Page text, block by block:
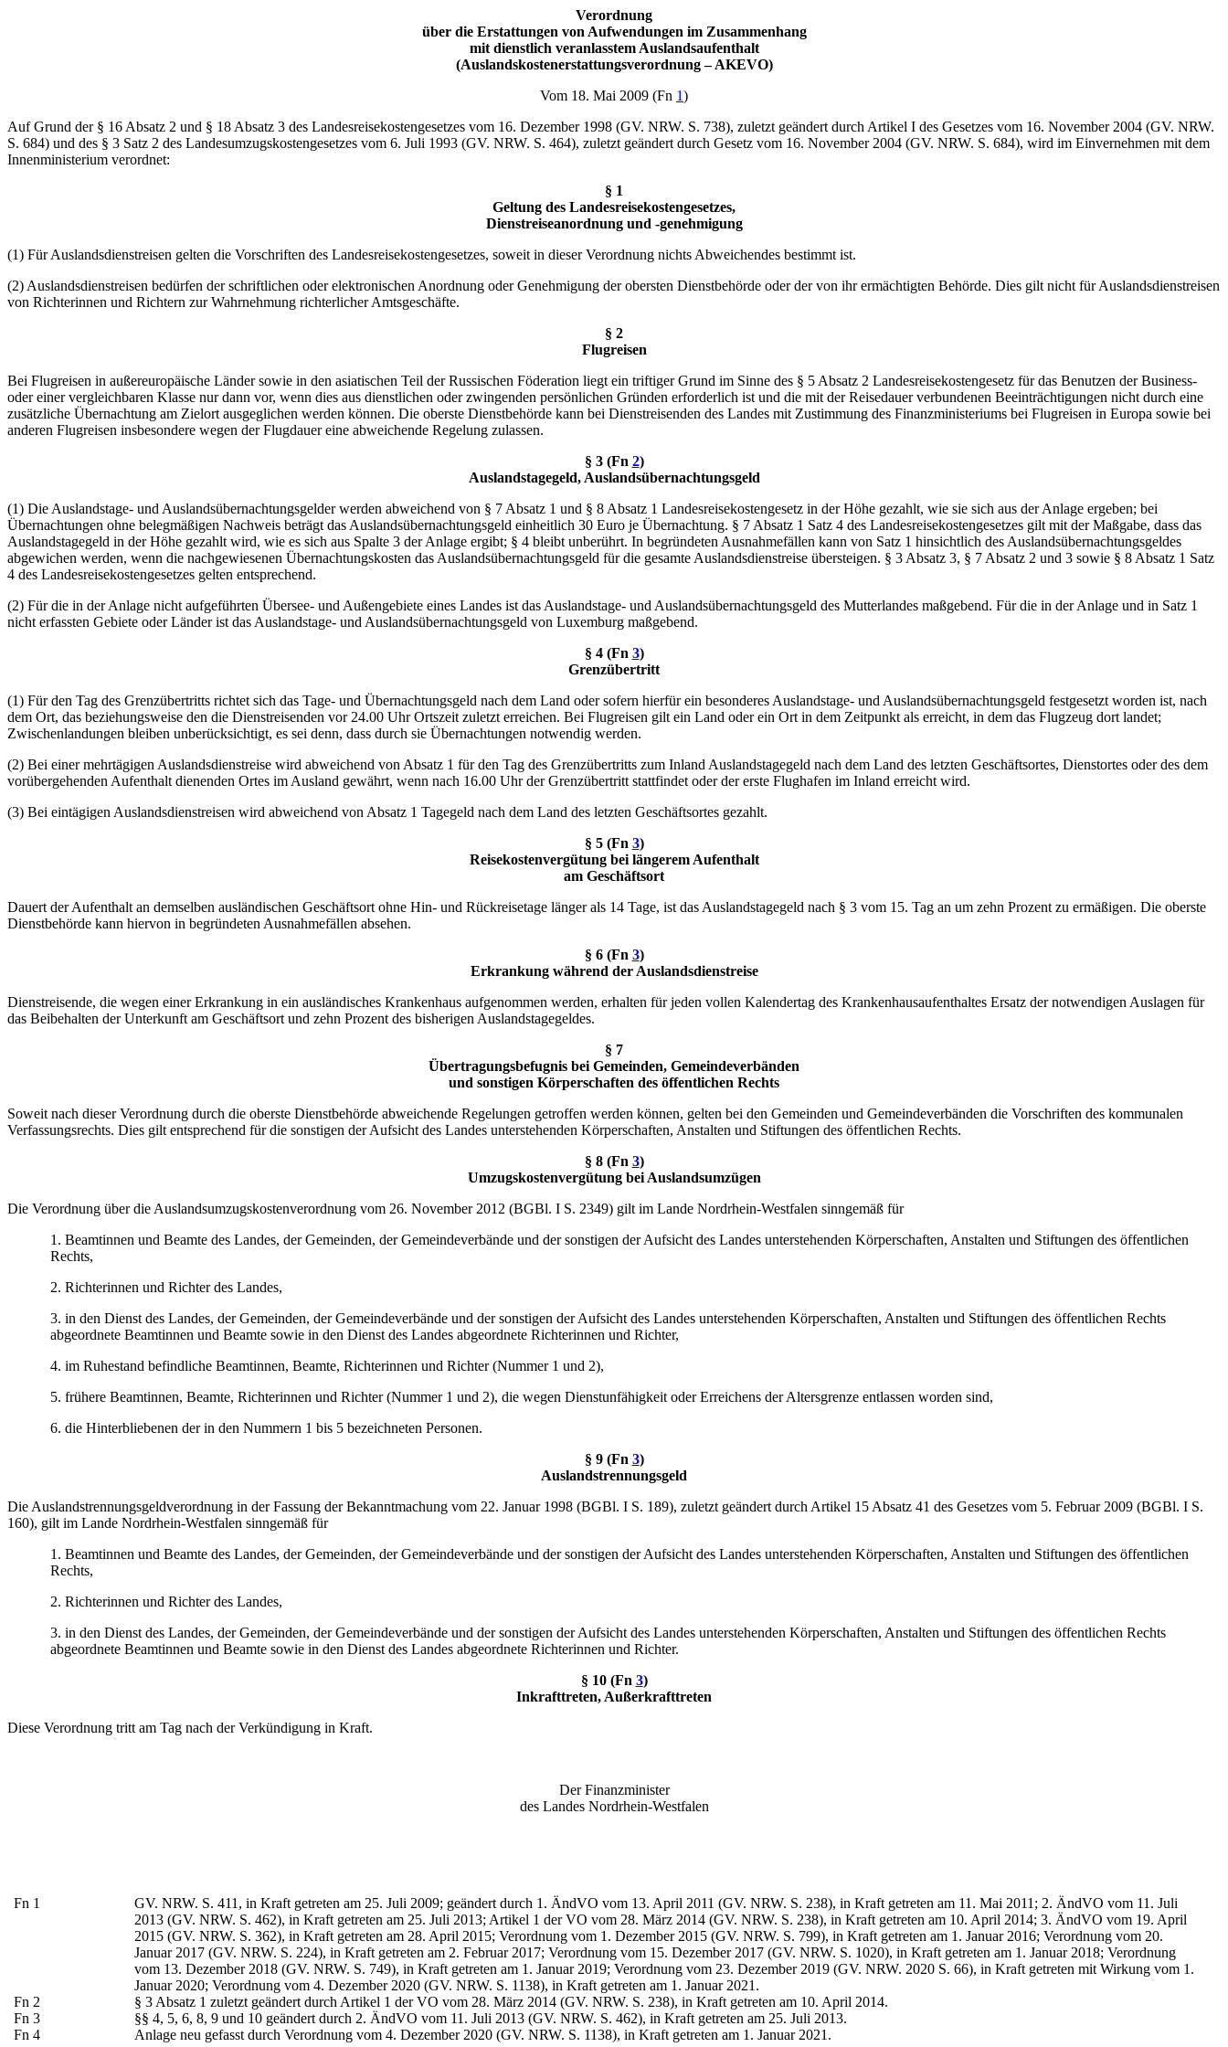
Verordnung
über die Erstattungen von Aufwendungen im Zusammenhang
mit dienstlich veranlasstem Auslandsaufenthalt
(Auslandskostenerstattungsverordnung – AKEVO)
Vom 18. Mai 2009 (Fn 1)
Auf Grund der § 16 Absatz 2 und § 18 Absatz 3 des Landesreisekostengesetzes vom 16. Dezember 1998 (GV. NRW. S. 738), zuletzt geändert durch Artikel I des Gesetzes vom 16. November 2004 (GV. NRW.
S. 684) und des § 3 Satz 2 des Landesumzugskostengesetzes vom 6. Juli 1993 (GV. NRW. S. 464), zuletzt geändert durch Gesetz vom 16. November 2004 (GV. NRW. S. 684), wird im Einvernehmen mit dem
Innenministerium verordnet:
§ 1
Geltung des Landesreisekostengesetzes,
Dienstreiseanordnung und -genehmigung
(1) Für Auslandsdienstreisen gelten die Vorschriften des Landesreisekostengesetzes, soweit in dieser Verordnung nichts Abweichendes bestimmt ist.
(2) Auslandsdienstreisen bedürfen der schriftlichen oder elektronischen Anordnung oder Genehmigung der obersten Dienstbehörde oder der von ihr ermächtigten Behörde. Dies gilt nicht für Auslandsdienstreisen
von Richterinnen und Richtern zur Wahrnehmung richterlicher Amtsgeschäfte.
§ 2
Flugreisen
Bei Flugreisen in außereuropäische Länder sowie in den asiatischen Teil der Russischen Föderation liegt ein triftiger Grund im Sinne des § 5 Absatz 2 Landesreisekostengesetz für das Benutzen der Business-
oder einer vergleichbaren Klasse nur dann vor, wenn dies aus dienstlichen oder zwingenden persönlichen Gründen erforderlich ist und die mit der Reisedauer verbundenen Beeinträchtigungen nicht durch eine
zusätzliche Übernachtung am Zielort ausgeglichen werden können. Die oberste Dienstbehörde kann bei Dienstreisenden des Landes mit Zustimmung des Finanzministeriums bei Flugreisen in Europa sowie bei
anderen Flugreisen insbesondere wegen der Flugdauer eine abweichende Regelung zulassen.
§ 3 (Fn 2)
Auslandstagegeld, Auslandsübernachtungsgeld
(1) Die Auslandstage- und Auslandsübernachtungsgelder werden abweichend von § 7 Absatz 1 und § 8 Absatz 1 Landesreisekostengesetz in der Höhe gezahlt, wie sie sich aus der Anlage ergeben; bei
Übernachtungen ohne belegmäßigen Nachweis beträgt das Auslandsübernachtungsgeld einheitlich 30 Euro je Übernachtung. § 7 Absatz 1 Satz 4 des Landesreisekostengesetzes gilt mit der Maßgabe, dass das
Auslandstagegeld in der Höhe gezahlt wird, wie es sich aus Spalte 3 der Anlage ergibt; § 4 bleibt unberührt. In begründeten Ausnahmefällen kann von Satz 1 hinsichtlich des Auslandsübernachtungsgeldes
abgewichen werden, wenn die nachgewiesenen Übernachtungskosten das Auslandsübernachtungsgeld für die gesamte Auslandsdienstreise übersteigen. § 3 Absatz 3, § 7 Absatz 2 und 3 sowie § 8 Absatz 1 Satz
4 des Landesreisekostengesetzes gelten entsprechend.
(2) Für die in der Anlage nicht aufgeführten Übersee- und Außengebiete eines Landes ist das Auslandstage- und Auslandsübernachtungsgeld des Mutterlandes maßgebend. Für die in der Anlage und in Satz 1
nicht erfassten Gebiete oder Länder ist das Auslandstage- und Auslandsübernachtungsgeld von Luxemburg maßgebend.
§ 4 (Fn 3)
Grenzübertritt
(1) Für den Tag des Grenzübertritts richtet sich das Tage- und Übernachtungsgeld nach dem Land oder sofern hierfür ein besonderes Auslandstage- und Auslandsübernachtungsgeld festgesetzt worden ist, nach
dem Ort, das beziehungsweise den die Dienstreisenden vor 24.00 Uhr Ortszeit zuletzt erreichen. Bei Flugreisen gilt ein Land oder ein Ort in dem Zeitpunkt als erreicht, in dem das Flugzeug dort landet;
Zwischenlandungen bleiben unberücksichtigt, es sei denn, dass durch sie Übernachtungen notwendig werden.
(2) Bei einer mehrtägigen Auslandsdienstreise wird abweichend von Absatz 1 für den Tag des Grenzübertritts zum Inland Auslandstagegeld nach dem Land des letzten Geschäftsortes, Dienstortes oder des dem
vorübergehenden Aufenthalt dienenden Ortes im Ausland gewährt, wenn nach 16.00 Uhr der Grenzübertritt stattfindet oder der erste Flughafen im Inland erreicht wird.
(3) Bei eintägigen Auslandsdienstreisen wird abweichend von Absatz 1 Tagegeld nach dem Land des letzten Geschäftsortes gezahlt.
§ 5 (Fn 3)
Reisekostenvergütung bei längerem Aufenthalt
am Geschäftsort
Dauert der Aufenthalt an demselben ausländischen Geschäftsort ohne Hin- und Rückreisetage länger als 14 Tage, ist das Auslandstagegeld nach § 3 vom 15. Tag an um zehn Prozent zu ermäßigen. Die oberste
Dienstbehörde kann hiervon in begründeten Ausnahmefällen absehen.
§ 6 (Fn 3)
Erkrankung während der Auslandsdienstreise
Dienstreisende, die wegen einer Erkrankung in ein ausländisches Krankenhaus aufgenommen werden, erhalten für jeden vollen Kalendertag des Krankenhausaufenthaltes Ersatz der notwendigen Auslagen für
das Beibehalten der Unterkunft am Geschäftsort und zehn Prozent des bisherigen Auslandstagegeldes.
§ 7
Übertragungsbefugnis bei Gemeinden, Gemeindeverbänden
und sonstigen Körperschaften des öffentlichen Rechts
Soweit nach dieser Verordnung durch die oberste Dienstbehörde abweichende Regelungen getroffen werden können, gelten bei den Gemeinden und Gemeindeverbänden die Vorschriften des kommunalen
Verfassungsrechts. Dies gilt entsprechend für die sonstigen der Aufsicht des Landes unterstehenden Körperschaften, Anstalten und Stiftungen des öffentlichen Rechts.
§ 8 (Fn 3)
Umzugskostenvergütung bei Auslandsumzügen
Die Verordnung über die Auslandsumzugskostenverordnung vom 26. November 2012 (BGBl. I S. 2349) gilt im Lande Nordrhein-Westfalen sinngemäß für
1. Beamtinnen und Beamte des Landes, der Gemeinden, der Gemeindeverbände und der sonstigen der Aufsicht des Landes unterstehenden Körperschaften, Anstalten und Stiftungen des öffentlichen
Rechts,
2. Richterinnen und Richter des Landes,
3. in den Dienst des Landes, der Gemeinden, der Gemeindeverbände und der sonstigen der Aufsicht des Landes unterstehenden Körperschaften, Anstalten und Stiftungen des öffentlichen Rechts
abgeordnete Beamtinnen und Beamte sowie in den Dienst des Landes abgeordnete Richterinnen und Richter,
4. im Ruhestand befindliche Beamtinnen, Beamte, Richterinnen und Richter (Nummer 1 und 2),
5. frühere Beamtinnen, Beamte, Richterinnen und Richter (Nummer 1 und 2), die wegen Dienstunfähigkeit oder Erreichens der Altersgrenze entlassen worden sind,
6. die Hinterbliebenen der in den Nummern 1 bis 5 bezeichneten Personen.
§ 9 (Fn 3)
Auslandstrennungsgeld
Die Auslandstrennungsgeldverordnung in der Fassung der Bekanntmachung vom 22. Januar 1998 (BGBl. I S. 189), zuletzt geändert durch Artikel 15 Absatz 41 des Gesetzes vom 5. Februar 2009 (BGBl. I S.
160), gilt im Lande Nordrhein-Westfalen sinngemäß für
1. Beamtinnen und Beamte des Landes, der Gemeinden, der Gemeindeverbände und der sonstigen der Aufsicht des Landes unterstehenden Körperschaften, Anstalten und Stiftungen des öffentlichen
Rechts,
2. Richterinnen und Richter des Landes,
3. in den Dienst des Landes, der Gemeinden, der Gemeindeverbände und der sonstigen der Aufsicht des Landes unterstehenden Körperschaften, Anstalten und Stiftungen des öffentlichen Rechts
abgeordnete Beamtinnen und Beamte sowie in den Dienst des Landes abgeordnete Richterinnen und Richter.
§ 10 (Fn 3)
Inkrafttreten, Außerkrafttreten
Diese Verordnung tritt am Tag nach der Verkündigung in Kraft.
Der Finanzminister
des Landes Nordrhein-Westfalen
Fn 1 GV. NRW. S. 411, in Kraft getreten am 25. Juli 2009; geändert durch 1. ÄndVO vom 13. April 2011 (GV. NRW. S. 238), in Kraft getreten am 11. Mai 2011; 2. ÄndVO vom 11. Juli
2013 (GV. NRW. S. 462), in Kraft getreten am 25. Juli 2013; Artikel 1 der VO vom 28. März 2014 (GV. NRW. S. 238), in Kraft getreten am 10. April 2014; 3. ÄndVO vom 19. April
2015 (GV. NRW. S. 362), in Kraft getreten am 28. April 2015; Verordnung vom 1. Dezember 2015 (GV. NRW. S. 799), in Kraft getreten am 1. Januar 2016; Verordnung vom 20.
Januar 2017 (GV. NRW. S. 224), in Kraft getreten am 2. Februar 2017; Verordnung vom 15. Dezember 2017 (GV. NRW. S. 1020), in Kraft getreten am 1. Januar 2018; Verordnung
vom 13. Dezember 2018 (GV. NRW. S. 749), in Kraft getreten am 1. Januar 2019; Verordnung vom 23. Dezember 2019 (GV. NRW. 2020 S. 66), in Kraft getreten mit Wirkung vom 1.
Januar 2020; Verordnung vom 4. Dezember 2020 (GV. NRW. S. 1138), in Kraft getreten am 1. Januar 2021.
Fn 2
§ 3 Absatz 1 zuletzt geändert durch Artikel 1 der VO vom 28. März 2014 (GV. NRW. S. 238), in Kraft getreten am 10. April 2014.
Fn 3 §§ 4, 5, 6, 8, 9 und 10 geändert durch 2. ÄndVO vom 11. Juli 2013 (GV. NRW. S. 462), in Kraft getreten am 25. Juli 2013.
Fn 4 Anlage neu gefasst durch Verordnung vom 4. Dezember 2020 (GV. NRW. S. 1138), in Kraft getreten am 1. Januar 2021.